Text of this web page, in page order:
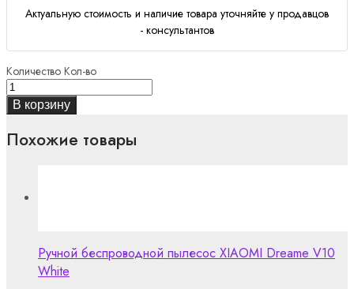
Актуальную стоимость и наличие товара уточняйте у продавцов
- консультантов
Количество Кол-во
В корзину
Похожие товары
Ручной беспроводной пылесос XIAOMI Dreame V10
White